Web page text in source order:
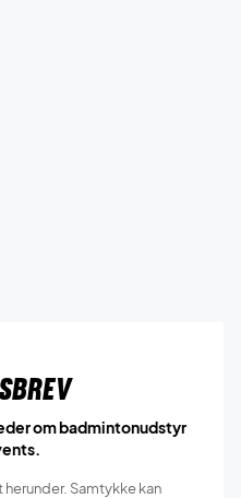
om badmintonudstyr
Samtykke kan